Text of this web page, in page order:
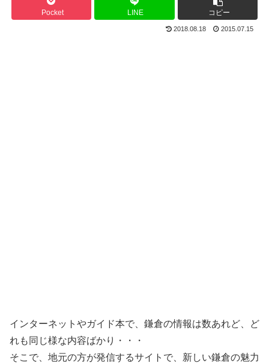
Pocket LINE コピー
2018.08.18 2015.07.15
インターネットやガイド本で、鎌倉の情報は数あれど、ど
れも同じ様な内容ばかり・・・
そこで、地元の方が発信するサイトで、新しい鎌倉の魅力